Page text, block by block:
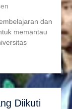
dan
memantau
Diikuti